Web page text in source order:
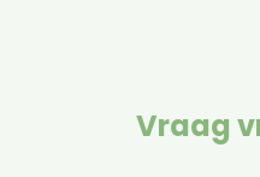
Vraag